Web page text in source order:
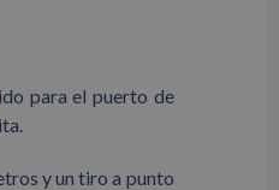
para el puerto de
y un tiro a punto